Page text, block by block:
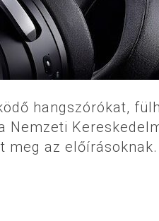
hangszórókat,
Nemzeti
meg az előírásoknak.